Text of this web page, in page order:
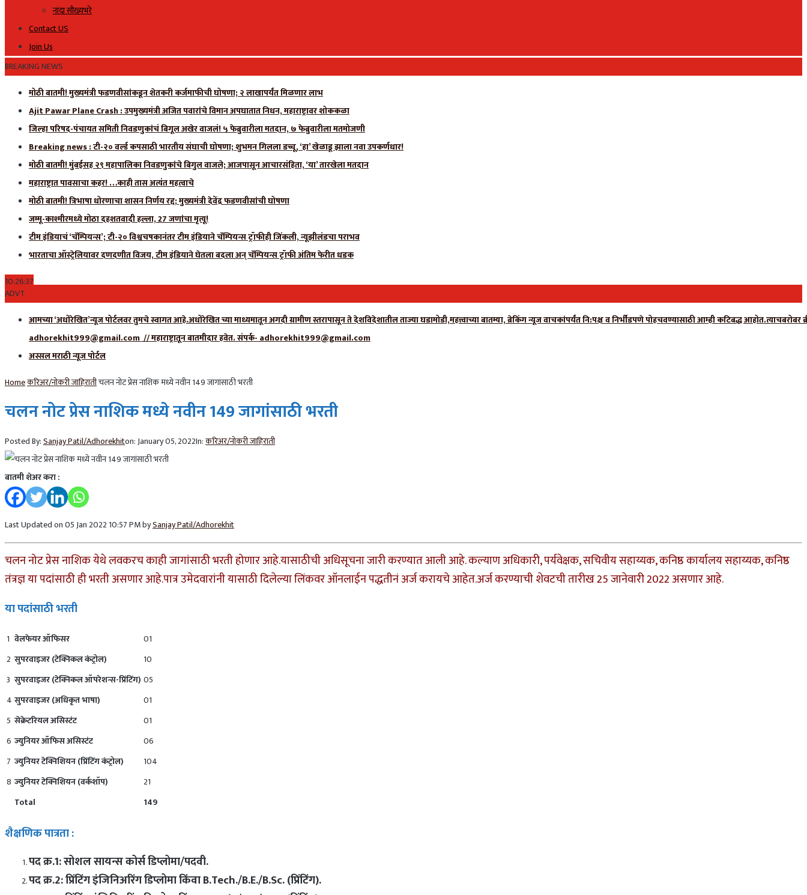
नांदा सौख्यभरे
Contact US
Join Us
BREAKING NEWS
मोठी बातमी! मुख्यमंत्री फडणवीसांकडून शेतकरी कर्जमाफीची घोषणा; २ लाखापर्यंत मिळणार लाभ
Ajit Pawar Plane Crash : उपमुख्यमंत्री अजित पवारांचे विमान अपघातात निधन, महाराष्ट्रावर शोककळा
जिल्हा परिषद-पंचायत समिती निवडणुकांचं बिगूल अखेर वाजलं! ५ फेब्रुवारीला मतदान, ७ फेब्रुवारीला मतमोजणी
Breaking news : टी-२० वर्ल्ड कपसाठी भारतीय संघाची घोषणा; शुभमन गिलला डच्चू, ‘हा’ खेळाडू झाला नवा उपकर्णधार!
मोठी बातमी! मुंबईसह २९ महापालिका निवडणुकांचे बिगुल वाजले; आजपासून आचारसंहिता, ‘या’ तारखेला मतदान
महाराष्ट्रात पावसाचा कहर! …काही तास अत्यंत महत्वाचे
मोठी बातमी! त्रिभाषा धोरणाचा शासन निर्णय रद्द; मुख्यमंत्री देवेंद्र फडणवीसांची घोषणा
जम्मू-काश्मीरमध्ये मोठा दहशतवादी हल्ला, 27 जणांचा मृत्यू!
टीम इंडियाचं ‘चॅम्पियन्स’; टी-२० विश्वचषकानंतर टीम इंडियाने चॅम्पियन्स ट्रॉफीही जिंकली, न्यूझीलंडचा पराभव
भारताचा ऑस्ट्रेलियावर दणदणीत विजय, टीम इंडियाने घेतला बदला अन् चॅम्पियन्स ट्रॉफी अंतिम फेरीत धडक
10:26:37
ADVT
आमच्या ‘अधोरेखित’न्यूज पोर्टलवर तुमचे स्वागत आहे.अधोरेखित च्या माध्यमातून अगदी ग्रामीण स्तरापासून ते देशविदेशातील ताज्या घडामोडी,महत्त्वाच्या बातम्या, ब्रेकिंग न्यूज वाचकांपर्यंत नि:पक्ष व निर्भीडपणे पोहचवण्यासाठी आम्ही कटिबद्ध
adhorekhit999@gmail.com // महाराष्ट्रातून बातमीदार हवेत. संपर्क- adhorekhit999@gmail.com
अस्सल मराठी न्यूज पोर्टल
Homeकरिअर/नोकरी जाहिरातीचलन नोट प्रेस नाशिक मध्ये नवीन 149 जागांसाठी भरती
चलन नोट प्रेस नाशिक मध्ये नवीन 149 जागांसाठी भरती
Posted By:Sanjay Patil/Adhorekhiton: January 05, 2022In:करिअर/नोकरी जाहिराती
बातमी शेअर करा :
Last Updated on 05 Jan 2022 10:57 PM bySanjay Patil/Adhorekhit
चलन नोट प्रेस नाशिक येथे लवकरच काही जागांसाठी भरती होणार आहे.यासाठीची अधिसूचना जारी करण्यात आली आहे. कल्याण अधिकारी, पर्यवेक्षक, सचिवीय सहाय्यक, कनिष्ठ कार्यालय सहाय्यक, कनिष्ठ
तंत्रज्ञ या पदांसाठी ही भरती असणार आहे.पात्र उमेदवारांनी यासाठी दिलेल्या लिंकवर ऑनलाईन पद्धतीनं अर्ज करायचे आहेत.अर्ज करण्याची शेवटची तारीख 25 जानेवारी 2022 असणार आहे.
या पदांसाठी भरती
1 वेलफेयर ऑफिसर
01
2 सुपरवाइजर (टेक्निकल कंट्रोल)
10
3 सुपरवाइजर (टेक्निकल ऑपरेशन्स-प्रिंटिंग) 05
4 सुपरवाइजर (अधिकृत भाषा)
01
5 सेक्रेटरियल असिस्टंट
01
6 ज्युनियर ऑफिस असिस्टंट
06
7 ज्युनियर टेक्निशियन (प्रिंटिंग कंट्रोल)
104
8 ज्युनियर टेक्निशियन (वर्कशॉप)
21
Total
149
शैक्षणिक पात्रता :
पद क्र.1: सोशल सायन्स कोर्स डिप्लोमा/पदवी.
पद क्र.2:प्रिंटिंग इंजिनिअरिंग डिप्लोमा किंवा B.Tech./B.E./B.Sc. (प्रिंटिंग).